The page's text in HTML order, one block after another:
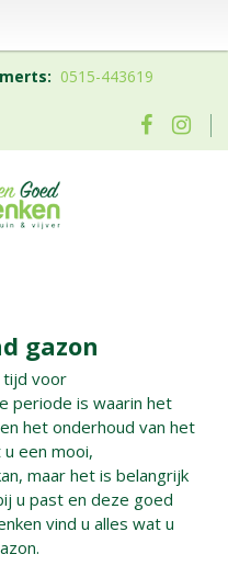
0515-443619
gazon
tijd voor
periode is waarin het
het onderhoud van het
een mooi,
maar het is belangrijk
u past en deze goed
vind u alles wat u